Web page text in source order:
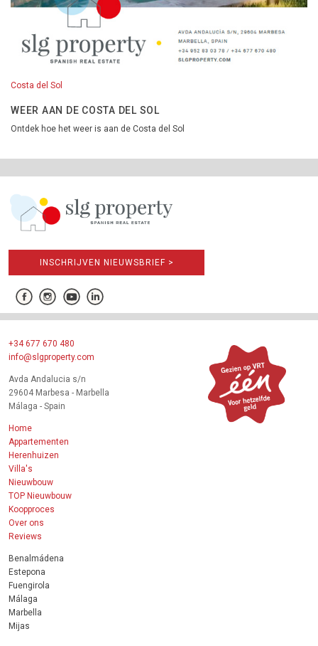
Costa del Sol
WEER AAN DE COSTA DEL SOL
Ontdek hoe het weer is aan de Costa del Sol
INSCHRIJVEN NIEUWSBRIEF >
+34 677 670 480
info@slgproperty.com
Avda Andalucia s/n
29604 Marbesa - Marbella
Málaga - Spain
Home
Appartementen
Herenhuizen
Villa's
Nieuwbouw
TOP Nieuwbouw
Koopproces
Over ons
Reviews
Benalmádena
Estepona
Fuengirola
Málaga
Marbella
Mijas